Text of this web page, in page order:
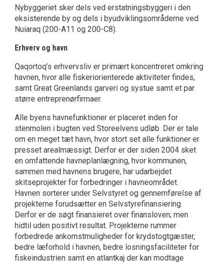
Nybyggeriet sker dels ved erstatningsbyggeri i den
eksisterende by og dels i byudviklings­områderne ved
Nuiaraq (200-A11 og 200-C8).
Erhverv og havn
Qaqortoq’s erhvervsliv er primært koncentreret omkring
havnen, hvor alle fiskeriorienterede aktiviteter findes,
samt Great Greenlands garveri og systue samt et par
større entreprenørfirmaer.
Alle byens havnefunktioner er placeret inden for
stenmolen i bugten ved Storeelvens udløb. Der er tale
om en meget tæt havn, hvor stort set alle funktioner er
presset arealmæssigt. Derfor er der siden 2004 sket
en omfattende havneplanlægning, hvor kommunen,
sammen med havnens brugere, har udarbejdet
skitseprojekter for forbedringer i havneområdet.
Havnen sorterer under Selvstyret og gennemførelse af
projekterne forudsætter en Selvstyrefinansiering.
Derfor er de søgt finansieret over finansloven; men
hidtil uden positivt resultat. Projekterne rummer
forbedrede ankomstmuligheder for krydstogtgæster,
bedre læforhold i havnen, bedre losningsfaciliteter for
fiskeindustrien samt en atlantkaj der kan modtage